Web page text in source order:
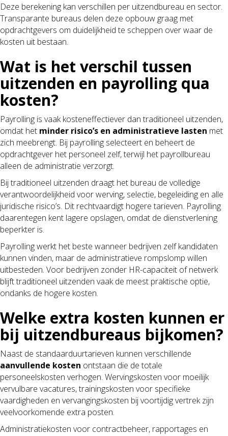
Deze berekening kan verschillen per uitzendbureau en sector.
Transparante bureaus delen deze opbouw graag met
opdrachtgevers om duidelijkheid te scheppen over waar de
kosten uit bestaan.
Wat is het verschil tussen
uitzenden en payrolling qua
kosten?
Payrolling is vaak kosteneffectiever dan traditioneel uitzenden,
omdat het minder risico’s en administratieve lasten met
zich meebrengt. Bij payrolling selecteert en beheert de
opdrachtgever het personeel zelf, terwijl het payrollbureau
alleen de administratie verzorgt.
Bij traditioneel uitzenden draagt het bureau de volledige
verantwoordelijkheid voor werving, selectie, begeleiding en alle
juridische risico’s. Dit rechtvaardigt hogere tarieven. Payrolling
daarentegen kent lagere opslagen, omdat de dienstverlening
beperkter is.
Payrolling werkt het beste wanneer bedrijven zelf kandidaten
kunnen vinden, maar de administratieve rompslomp willen
uitbesteden. Voor bedrijven zonder HR-capaciteit of netwerk
blijft traditioneel uitzenden vaak de meest praktische optie,
ondanks de hogere kosten.
Welke extra kosten kunnen er
bij uitzendbureaus bijkomen?
Naast de standaarduurtarieven kunnen verschillende
aanvullende kosten ontstaan die de totale
personeelskosten verhogen. Wervingskosten voor moeilijk
vervulbare vacatures, trainingskosten voor specifieke
vaardigheden en vervangingskosten bij voortijdig vertrek zijn
veelvoorkomende extra posten.
Administratiekosten voor contractbeheer, rapportages en